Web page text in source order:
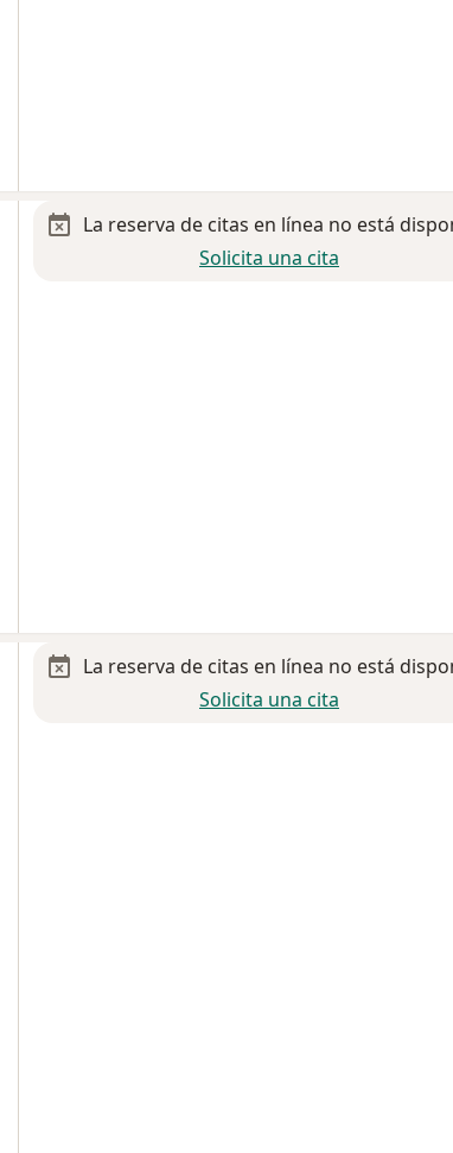
La reserva de citas en línea no está
Solicita una cita
La reserva de citas en línea no está
Solicita una cita